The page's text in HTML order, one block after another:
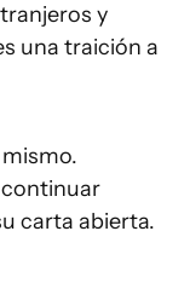
y
una traición a
carta abierta.